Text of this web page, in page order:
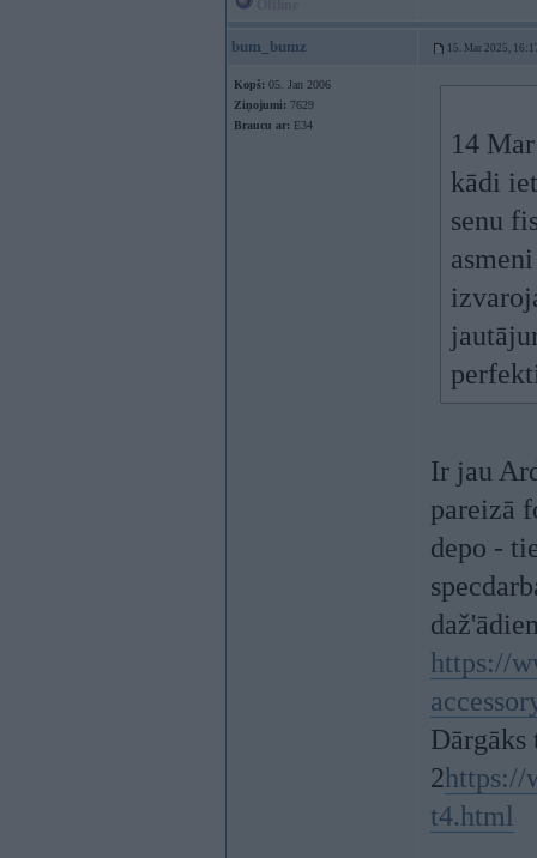
bum_bumz 15. Mar 2025,
Kopš: 05. Jan 2006
Ziņojumi: 7629
Braucu ar: E34
14
kādi
senu
Ir jau
pareizā
depo -
https://
Dārgāks
2https://
t4.html